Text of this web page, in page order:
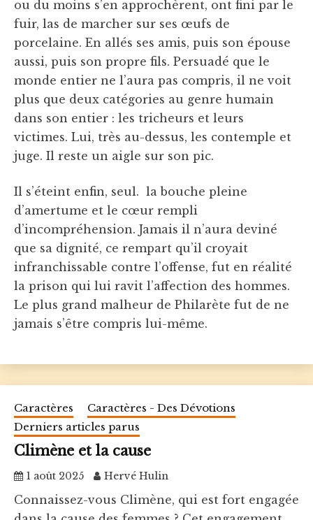
ou du moins s’en approchèrent, ont fini par le
fuir, las de marcher sur ses œufs de
porcelaine. En allés ses amis, puis son épouse
aussi, puis son propre fils. Persuadé que le
monde entier ne l’aura pas compris, il ne voit
plus que deux catégories au genre humain
dans son entier : les tricheurs et leurs
victimes. Lui, très au-dessus, les contemple et
juge. Il reste un aigle sur son pic.
Il s’éteint enfin, seul. la bouche pleine
d’amertume et le cœur rempli
d’incompréhension. Jamais il n’aura deviné
que sa dignité, ce rempart qu’il croyait
infranchissable contre l’offense, fut en réalité
la prison qui lui ravit l’affection des hommes.
Le plus grand malheur de Philarète fut de ne
jamais s’être compris lui-même.
Caractères
Caractères - Des Dévotions
Derniers articles parus
Climène et la cause
1 août 2025 Hervé Hulin
Connaissez-vous Climène, qui est fort engagée